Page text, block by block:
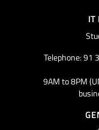
IT
Telephone: 91
9AM to 8PM